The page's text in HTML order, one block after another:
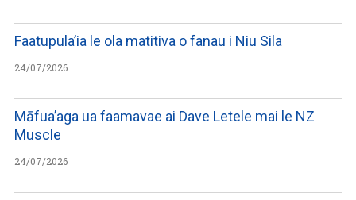
Faatupula’ia le ola matitiva o fanau i Niu Sila
24/07/2026
Māfua’aga ua faamavae ai Dave Letele mai le NZ
Muscle
24/07/2026